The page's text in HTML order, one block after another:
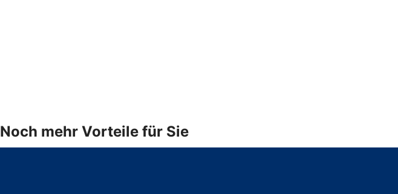
Noch mehr Vorteile für Sie